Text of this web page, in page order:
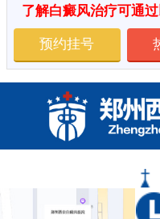
了解白癜风治疗可通过
预约挂号